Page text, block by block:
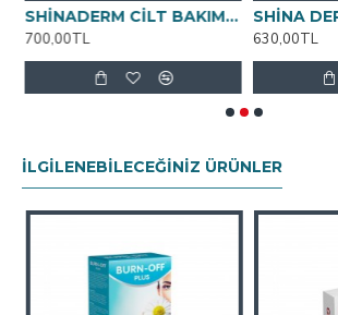
SHİNADERM CİLT BAKIM VE ÇATLAK KREMİ 100ml
700,00TL
630,00TL
İLGILENEBILECEĞINIZ ÜRÜNLER